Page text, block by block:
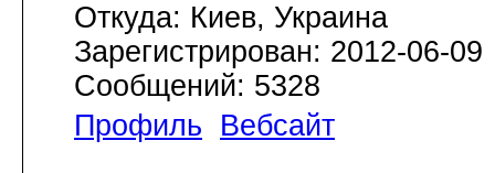
Откуда: Киев, Украина
Зарегистрирован: 2012-06-09
Сообщений: 5328
Профиль
Вебсайт